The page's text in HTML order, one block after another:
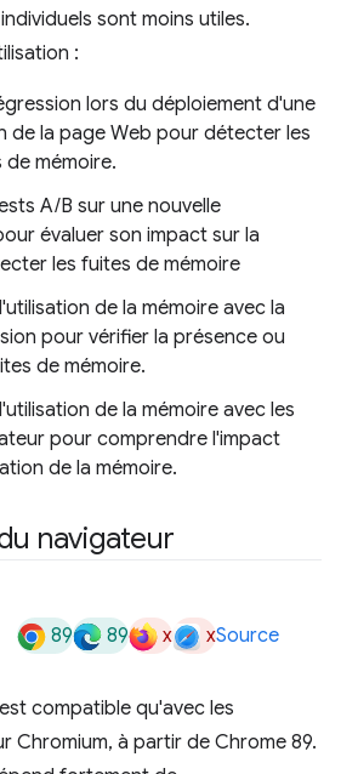
sont moins utiles.
:
lors du déploiement d'une
de la page Web pour détecter les
mémoire.
A/B sur une nouvelle
évaluer son impact sur la
les fuites de mémoire
de la mémoire avec la
pour vérifier la présence ou
de mémoire.
de la mémoire avec les
pour comprendre l'impact
de la mémoire.
navigateur
89 89 x xSource
compatible qu'avec les
Chromium, à partir de Chrome 89.